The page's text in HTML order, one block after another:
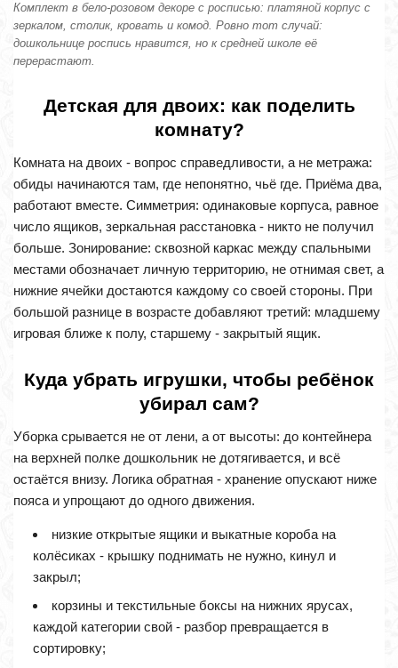
Комплект в бело-розовом декоре с росписью: платяной корпус с
зеркалом, столик, кровать и комод. Ровно тот случай:
дошкольнице роспись нравится, но к средней школе её
перерастают.
Детская для двоих: как поделить
комнату?
Комната на двоих - вопрос справедливости, а не метража:
обиды начинаются там, где непонятно, чьё где. Приёма два,
работают вместе. Симметрия: одинаковые корпуса, равное
число ящиков, зеркальная расстановка - никто не получил
больше. Зонирование: сквозной каркас между спальными
местами обозначает личную территорию, не отнимая свет, а
нижние ячейки достаются каждому со своей стороны. При
большой разнице в возрасте добавляют третий: младшему
игровая ближе к полу, старшему - закрытый ящик.
Куда убрать игрушки, чтобы ребёнок
убирал сам?
Уборка срывается не от лени, а от высоты: до контейнера
на верхней полке дошкольник не дотягивается, и всё
остаётся внизу. Логика обратная - хранение опускают ниже
пояса и упрощают до одного движения.
низкие открытые ящики и выкатные короба на
колёсиках - крышку поднимать не нужно, кинул и
закрыл;
корзины и текстильные боксы на нижних ярусах,
каждой категории свой - разбор превращается в
сортировку;